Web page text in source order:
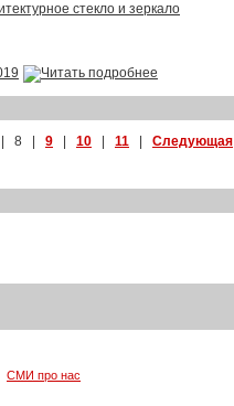
стекло и зеркало
| 8 | 9 10 11 Следующая
СМИ про нас